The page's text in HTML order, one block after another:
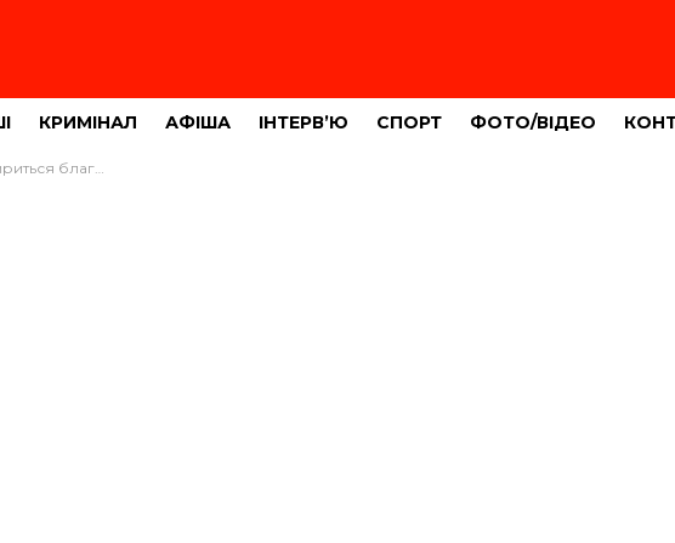
КРИМІНАЛ АФІША ІНТЕРВ’Ю СПОРТ ФОТО/ВІДЕО
місця для збору речей